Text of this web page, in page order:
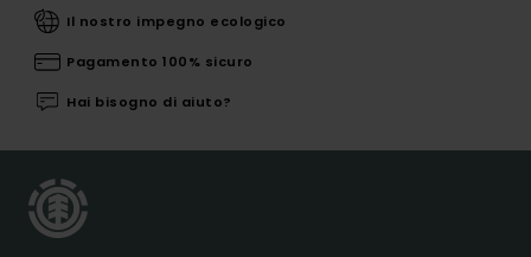
Il nostro impegno ecologico
Pagamento 100% sicuro
Hai bisogno di aiuto?